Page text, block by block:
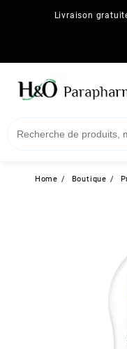
Livraison
Home Boutique